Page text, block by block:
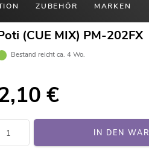
ZUBEHÖR MARKEN
(CUE MIX) PM-202FX
Bestand reicht ca. 4 Wo.
€
IN DEN